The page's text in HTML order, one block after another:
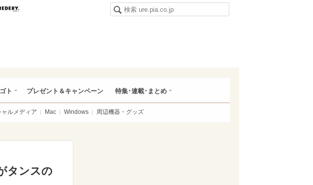
い肉
ト プレゼント＆キャンペーン 特集･連載･まとめ
ャルメディア Mac Windows 周辺機器・グッズ
タンスの